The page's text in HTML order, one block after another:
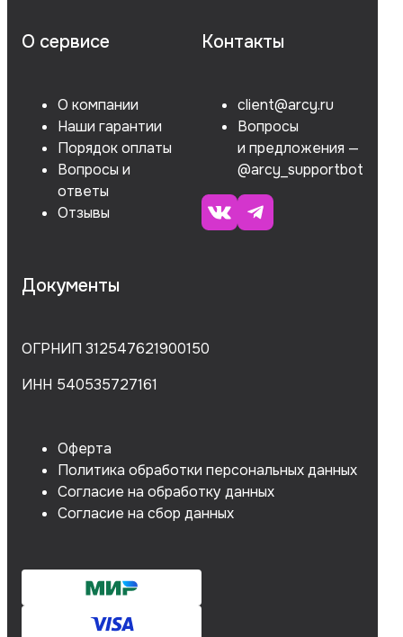
О сервисе
О компании
Наши гарантии
Порядок оплаты
Вопросы и
ответы
Отзывы
Контакты
client@arcy.ru
Вопросы
и предложения —
@arcy_supportbot
Документы
ОГРНИП 312547621900150
ИНН 540535727161
Оферта
Политика обработки персональных данных
Согласие на обработку данных
Согласие на сбор данных